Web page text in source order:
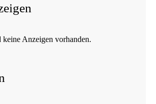
Anzeigen vorhanden.